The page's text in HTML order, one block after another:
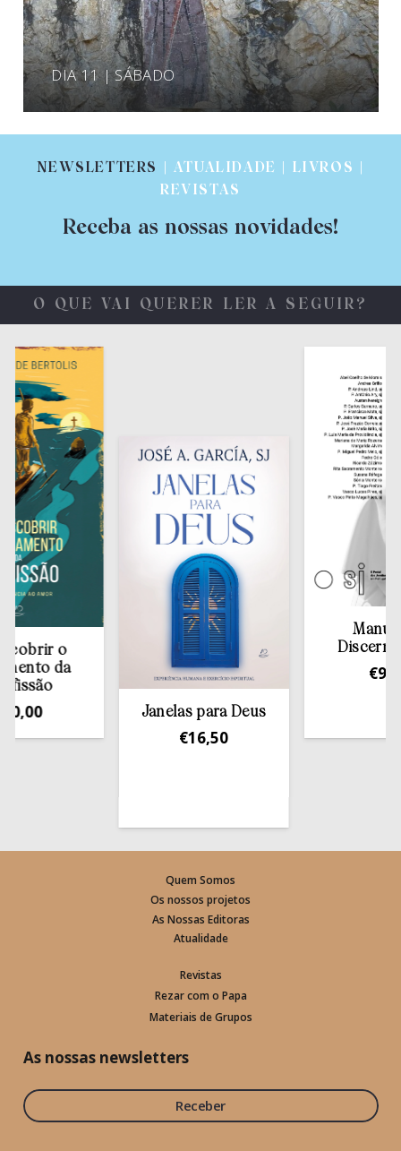
DIA 11 | SÁBADO
NEWSLETTERS
| ATUALIDADE | LIVROS |
REVISTAS
Receba as nossas novidades!
O QUE VAI QUERER LER A SEGUIR?
o
da
Janelas para Deus
16,50
Manual de
9,00
Quem Somos
Os nossos projetos
As Nossas Editoras
Atualidade
Revistas
Rezar com o Papa
Materiais de Grupos
As nossas newsletters
Receber